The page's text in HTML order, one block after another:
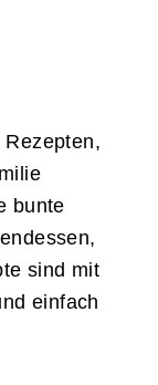
bunte
sind mit
einfach